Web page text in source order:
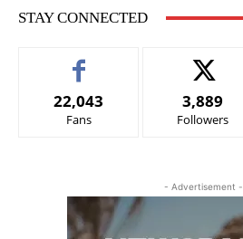
STAY CONNECTED
22,043
Fans
3,889
Followers
- Advertisement -